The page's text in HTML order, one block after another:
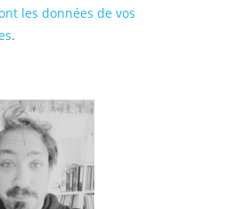
les données de vos
.